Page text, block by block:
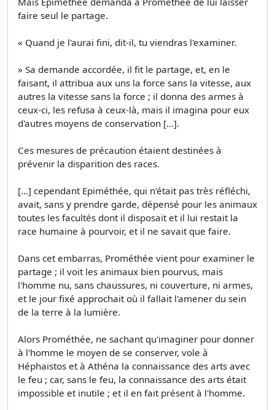
faire seul le partage.
« Quand je l'aurai fini, dit-il, tu viendras l'examiner.
» Sa demande accordée, il fit le partage, et, en le
faisant, il attribua aux uns la force sans la vitesse, aux
autres la vitesse sans la force ; il donna des armes à
ceux-ci, les refusa à ceux-là, mais il imagina pour eux
d'autres moyens de conservation [...].
Ces mesures de précaution étaient destinées à
prévenir la disparition des races.
[...] cependant Epiméthée, qui n'était pas très réfléchi,
avait, sans y prendre garde, dépensé pour les animaux
toutes les facultés dont il disposait et il lui restait la
race humaine à pourvoir, et il ne savait que faire.
Dans cet embarras, Prométhée vient pour examiner le
partage ; il voit les animaux bien pourvus, mais
l'homme nu, sans chaussures, ni couverture, ni armes,
et le jour fixé approchait où il fallait l'amener du sein
de la terre à la lumière.
Alors Prométhée, ne sachant qu'imaginer pour donner
à l'homme le moyen de se conserver, vole à
Héphaistos et à Athéna la connaissance des arts avec
le feu ; car, sans le feu, la connaissance des arts était
impossible et inutile ; et il en fait présent à l'homme.